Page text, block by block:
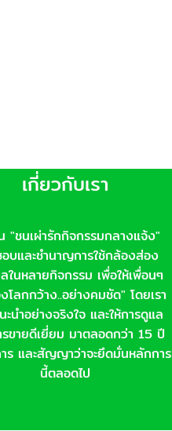
เกี่ยวกับเรา
น "ชนเผ่ารักกิจกรรมกลางแจ้ง"
บและชำนาญการใช้กล้องส่อง
ในหลายกิจกรรม เพื่อให้เพื่อนๆ
โลกกว้าง..อย่างคมชัด" โดยเรา
ะนำอย่างจริงใจ และให้การดูแล
ขายดีเยี่ยม มาตลอดกว่า 15 ปี
ร และสัญญาว่าจะยึดมั่นหลักการ
นี้ตลอดไป